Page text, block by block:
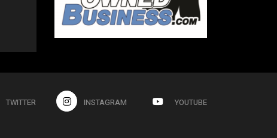
TWITTER INSTAGRAM YOUTUBE